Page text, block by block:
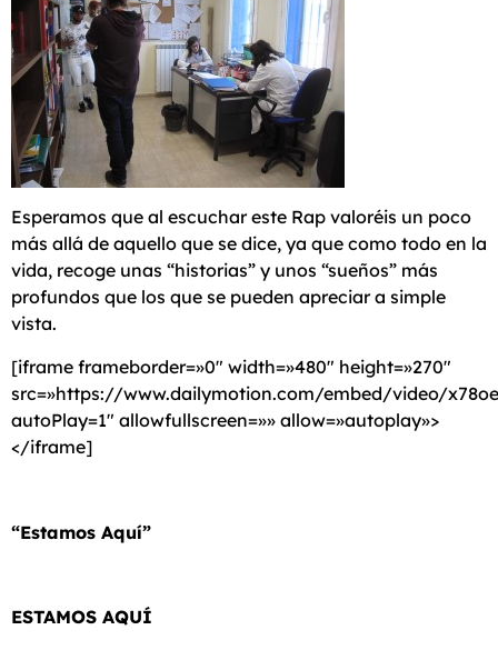
Esperamos que al escuchar este Rap valoréis un poco
más allá de aquello que se dice, ya que como todo en la
vida, recoge unas “historias” y unos “sueños” más
profundos que los que se pueden apreciar a simple
vista.
[iframe frameborder=»0″ width=»480″ height=»270″
src=»https://www.dailymotion.com/embed/video/
autoPlay=1″ allowfullscreen=»» allow=»autoplay»>
</iframe]
“Estamos Aquí”
ESTAMOS AQUÍ